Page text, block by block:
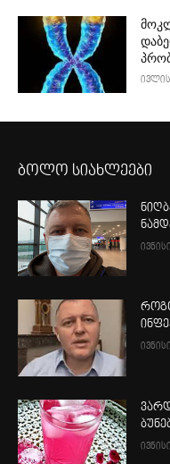
ბოლო სიახლეები